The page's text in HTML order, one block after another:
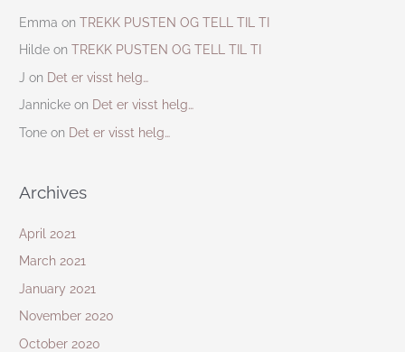
Emma onTREKK PUSTEN OG TELL TIL TI
Hilde onTREKK PUSTEN OG TELL TIL TI
J on Det er visst helg…
Jannicke on Det er visst helg…
Tone on Det er visst helg…
Archives
April 2021
March 2021
January 2021
November 2020
October 2020